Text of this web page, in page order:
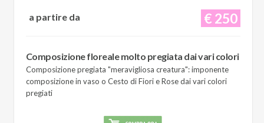
€ 250
a partire da
Composizione floreale molto pregiata dai vari colori
Composizione pregiata "meravigliosa creatura": imponente
composizione in vaso o Cesto di Fiori e Rose dai vari colori
pregiati